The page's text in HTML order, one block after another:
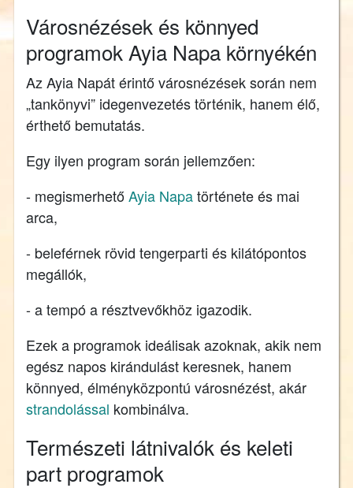
Városnézések és könnyed
programok Ayia Napa környékén
Az Ayia Napát érintő városnézések során nem
„tankönyvi” idegenvezetés történik, hanem élő,
érthető bemutatás.
Egy ilyen program során jellemzően:
- megismerhetőAyia Napatörténete és mai
arca,
- beleférnek rövid tengerparti és kilátópontos
megállók,
- a tempó a résztvevőkhöz igazodik.
Ezek a programok ideálisak azoknak, akik nem
egész napos kirándulást keresnek, hanem
könnyed, élményközpontú városnézést, akár
strandolással kombinálva.
Természeti látnivalók és keleti
part programok